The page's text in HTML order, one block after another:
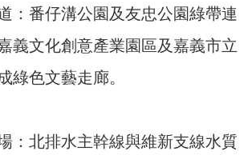
：番仔溝公園及友忠公園綠帶連
義文化創意產業園區及嘉義市立
綠色文藝走廊。
：北排水主幹線與維新支線水質